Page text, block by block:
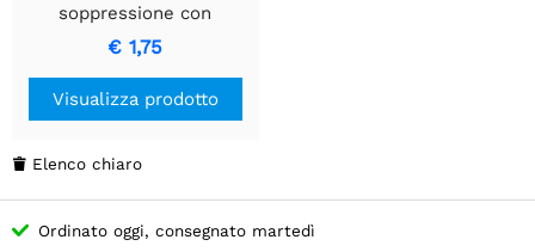
soppressione con
morsetto in ferrite da 5
mm
€ 1,75
Visualizza prodotto
 Elenco chiaro
Ordinato oggi, consegnato martedì